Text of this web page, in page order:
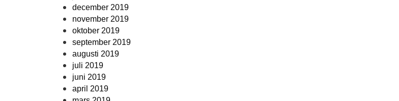
december 2019
november 2019
oktober 2019
september 2019
augusti 2019
juli 2019
juni 2019
april 2019